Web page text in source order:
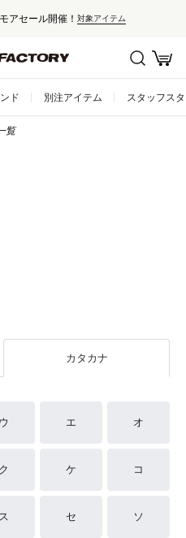
アセール開催！ 対象アイテム
ド 別注アイテム スタッフス
覧
カタカナ
ウ エ オ
ク ケ コ
ス セ ソ